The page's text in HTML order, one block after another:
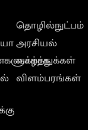
தொழில்நுட்பம்
அரசியல்
வாழ்த்துக்கள்
விளம்பரங்கள்